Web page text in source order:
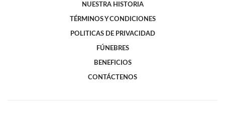
NUESTRA HISTORIA
TÉRMINOS Y CONDICIONES
POLITICAS DE PRIVACIDAD
FÚNEBRES
BENEFICIOS
CONTÁCTENOS